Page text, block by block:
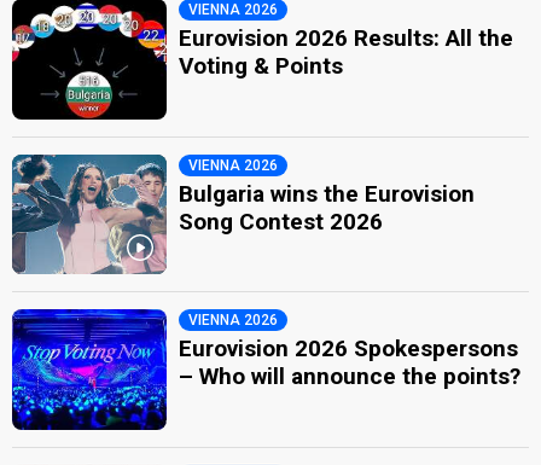
VIENNA 2026
Eurovision 2026 Results: All the
Voting & Points
VIENNA 2026
Bulgaria wins the Eurovision
Song Contest 2026
VIENNA 2026
Eurovision 2026 Spokespersons
– Who will announce the points?